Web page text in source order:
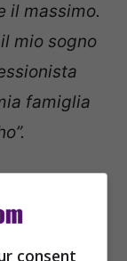
il massimo.
mio sogno
famiglia
consent